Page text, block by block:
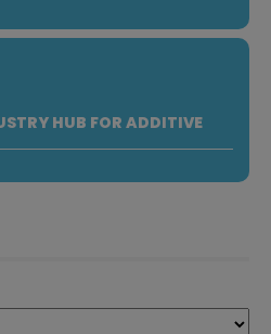
HUB FOR ADDITIVE